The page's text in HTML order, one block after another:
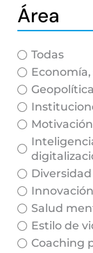
Área
Todas
Salud
Estilo de
Coaching